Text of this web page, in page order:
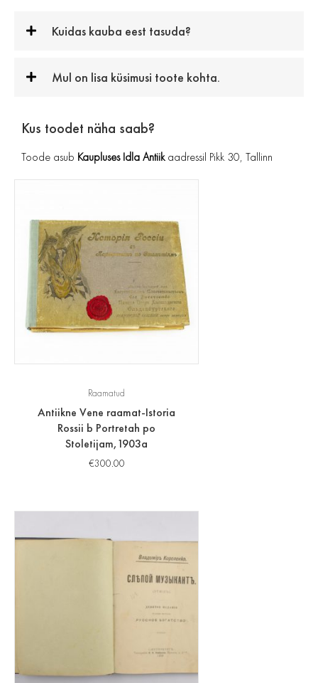
Kuidas kauba eest tasuda?
Mul on lisa küsimusi toote kohta.
Kus toodet näha saab?
Toode asub Kaupluses Idla Antiikaadressil Pikk 30, Tallinn
Raamatud
Antiikne Vene raamat-Istoria
Rossii b Portretah po
Stoletijam,1903a
€300.00